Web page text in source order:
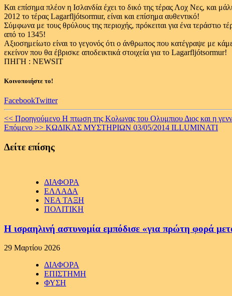
Και επίσημα πλέον η Ισλανδία έχει το δικό της τέρας Λοχ Νες, και
2012 το τέρας Lagarfljótsormur, είναι και επίσημα αυθεντικό!
Σύμφωνα με τους θρύλους της περιοχής, πρόκειται για ένα τεράστιο
από το 1345!
Αξιοσημείωτο είναι το γεγονός ότι ο άνθρωπος που κατέγραψε με
εκείνον που θα έβρισκε αποδεικτικά στοιχεία για το Lagarfljótsormur!
ΠΗΓΗ : NEWSIT
Κοινοποιήστε το!
FacebookTwitter
Continue
Reading
<< Προηγούμενο Η πτωση της Κολωνας του Ολυμπιου Διος και η
Επόμενο >> ΚΩΔΙΚΑΣ ΜΥΣΤΗΡΙΩΝ 03/05/2014 ΙLLUMINATI
Δείτε επίσης
ΔΙΑΦΟΡΑ
ΕΛΛΑΔΑ
ΝΕΑ ΤΑΞΗ
ΠΟΛΙΤΙΚΗ
Η ισραηλινή αστυνομία εμπόδισε «για πρώτη φορά
29 Μαρτίου 2026
ΔΙΑΦΟΡΑ
ΕΠΙΣΤΗΜΗ
ΦΥΣΗ